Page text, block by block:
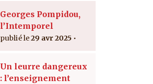
Georges Pompidou,
l’Intemporel
29 avr 2025
Un leurre dangereux
: l’enseignement